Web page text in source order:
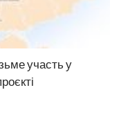
участь у